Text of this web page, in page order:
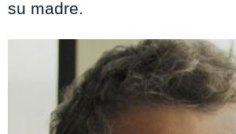
su madre.